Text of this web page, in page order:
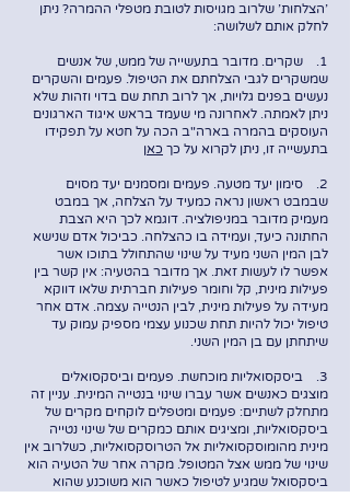
'הצלחות' שלרוב מגויסות לטובת מטפלי ההמרה? ניתן
לחלק אותם לשלושה:
1. שקרים. מדובר בתעשייה של ממש, של אנשים
שמשקרים לגבי הצלחתם את הטיפול. פעמים והשקרים
נעשים בפנים גלויות, אך לרוב תחת שם בדוי וזהות שלא
ניתן לאמתה. לאחרונה מי שעמד בראש איגוד הארגונים
העוסקים בהמרה בארה"ב הכה על חטא על תפקידו
בתעשייה זו, ניתן לקרוא על כך כאן
2. סימון יעד מטעה. פעמים ומסמנים יעד מסוים
שבמבט ראשון נראה כמעיד על הצלחה, אך במבט
מעמיק מדובר במניפולציה. דוגמא לכך היא הצבת
החתונה כיעד, ועמידה בו כהצלחה. כביכול אדם שנישא
לבן המין השני מעיד על שינוי שהתחולל בתוכו אשר
אפשר לו לעשות זאת. אך מדובר בהטעיה: אין קשר בין
פעילות מינית, קל וחומר פעילות חברתית שלאו דווקא
מעידה על פעילות מינית, לבין הנטייה עצמה. אדם אחר
טיפול יכול להיות תחת שכנוע עצמי מספיק עמוק עד
שיתחתן עם בן המין השני.
3. ביסקסואליות מוכחשת. פעמים וביסקסואלים
מוצגים כאנשים אשר עברו שינוי בנטייה המינית. עניין זה
מתחלק לשתיים: פעמים ומטפלים לוקחים מקרים של
ביסקסואליות, ומציגים אותם כמקרים של שינוי נטייה
מינית מהומוסקסואליות אל הטרוסקסואליות, כשלרוב אין
שינוי של ממש אצל המטופל. מקרה אחר של הטעיה הוא
ביסקסואל שמגיע לטיפול כאשר הוא משוכנע שהוא